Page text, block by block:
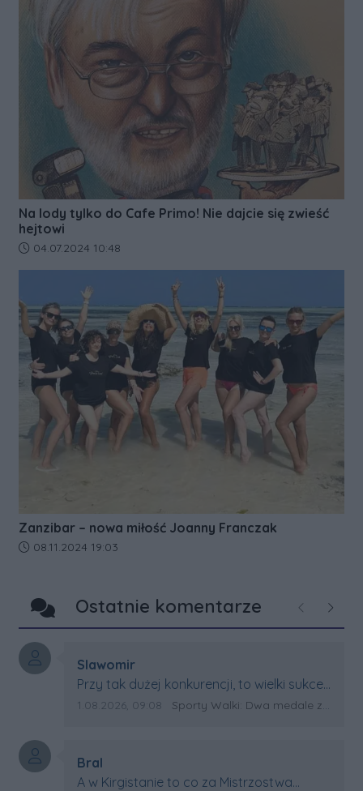
Na lody tylko do Cafe Primo! Nie dajcie się zwieść
hejtowi
Data dodania artykułu:
04.07.2024 10:48
Zanzibar – nowa miłość Joanny Franczak
Data dodania artykułu:
08.11.2024 19:03
Ostatnie komentarze Poprzednie
Autor komentarza:
Slawomir
Treść komentarza:
Przy tak dużej konkurencji, to wielki sukces
Artura. Gratulacje !
Data dodania komentarza:
1.08.2026, 09:08 Źródło komentarza:
Sporty Walki: Dwa medale za oceanem
Autor komentarza:
Bral
Treść komentarza:
A w Kirgistanie to co za Mistrzostwa